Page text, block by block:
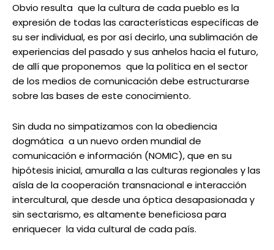
Obvio resulta que la cultura de cada pueblo es la
expresión de todas las características específicas de
su ser individual, es por así decirlo, una sublimación de
experiencias del pasado y sus anhelos hacia el futuro,
de allí que proponemos que la política en el sector
de los medios de comunicación debe estructurarse
sobre las bases de este conocimiento.
Sin duda no simpatizamos con la obediencia
dogmática a un nuevo orden mundial de
comunicación e información (NOMIC), que en su
hipótesis inicial, amuralla a las culturas regionales y las
aísla de la cooperación transnacional e interacción
intercultural, que desde una óptica desapasionada y
sin sectarismo, es altamente beneficiosa para
enriquecer la vida cultural de cada país.